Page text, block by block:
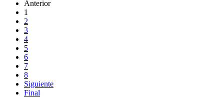
Anterior
1
2
3
4
5
6
7
8
Siguiente
Final